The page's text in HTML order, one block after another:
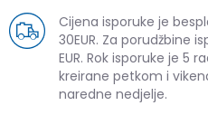
Cijena isporuke je
30EUR. Za porudžbine
EUR. Rok isporuke je 5
kreirane petkom i
naredne nedjelje.